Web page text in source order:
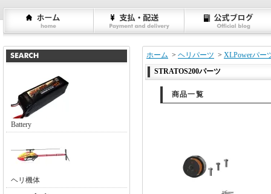
Battery
ヘリ機体
ホーム > ヘリパーツ > XLPowerパー
STRATOS200パーツ
商品一覧